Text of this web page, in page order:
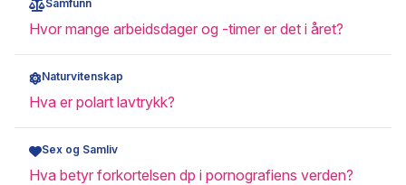
Samfunn
Hvor mange arbeidsdager og -timer er det i året?
Naturvitenskap
Hva er polart lavtrykk?
Sex og Samliv
Hva betyr forkortelsen dp i pornografiens verden?